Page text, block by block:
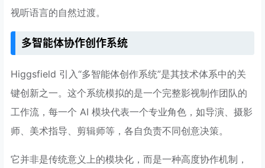
视听语言的自然过渡。
多智能体协作创作系统
Higgsfield 引入“多智能体创作系统”是其技术体系中的关
键创新之一。这个系统模拟的是一个完整影视制作团队的
工作流，每一个 AI 模块代表一个专业角色，如导演、摄影
师、美术指导、剪辑师等，各自负责不同创意决策。
它并非是传统意义上的模块化，而是一种高度协作机制，